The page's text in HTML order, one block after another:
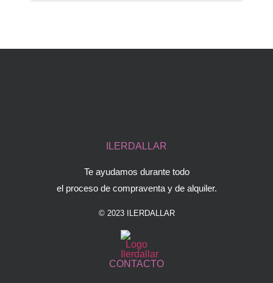
ILERDALLAR
Te ayudamos durante todo
el proceso de compraventa y de alquiler.
© 2023 ILERDALLAR
CONTACTO